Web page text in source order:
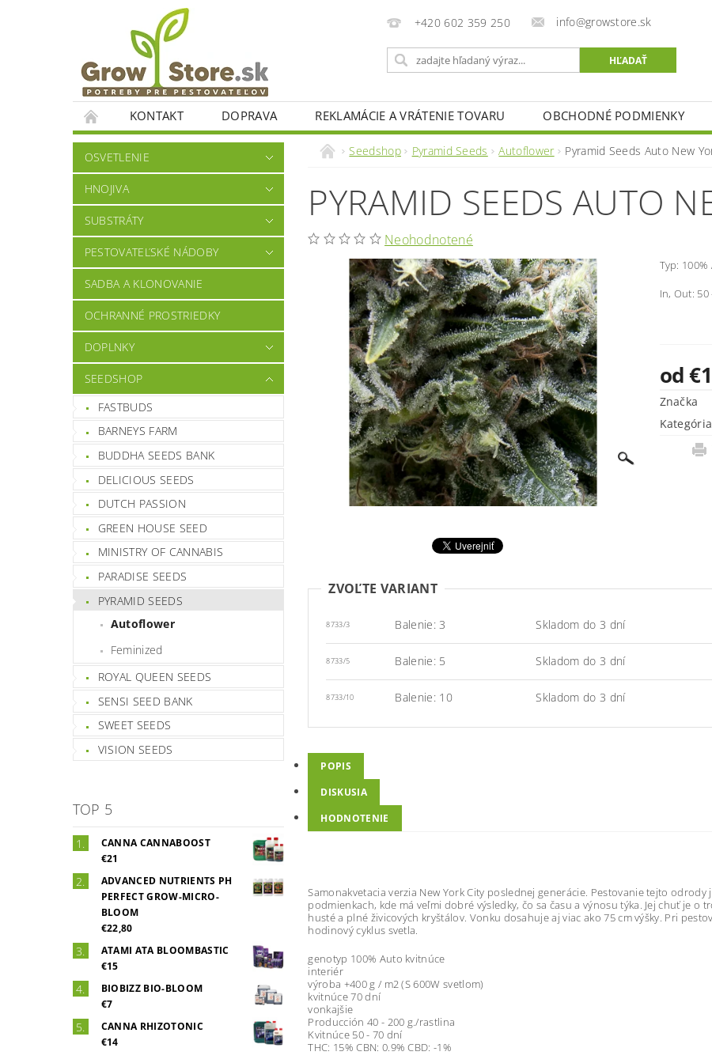
+420 602 359 250 info@growstore.sk
KONTAKT DOPRAVA REKLAMÁCIE A VRÁTENIE TOVARU OBCHODNÉ PODMIENKY
OSVETLENIE
HNOJIVA
SUBSTRÁTY
PESTOVATEĽSKÉ NÁDOBY
SADBA A KLONOVANIE
OCHRANNÉ PROSTRIEDKY
DOPLNKY
SEEDSHOP
FASTBUDS
BARNEYS FARM
BUDDHA SEEDS BANK
DELICIOUS SEEDS
DUTCH PASSION
GREEN HOUSE SEED
MINISTRY OF CANNABIS
PARADISE SEEDS
PYRAMID SEEDS
Autoflower
Feminized
ROYAL QUEEN SEEDS
SENSI SEED BANK
SWEET SEEDS
VISION SEEDS
TOP 5
CANNA CANNABOOST
€21
ADVANCED NUTRIENTS PH
PERFECT GROW-MICRO-
BLOOM
€22,80
ATAMI ATA BLOOMBASTIC
€15
BIOBIZZ BIO-BLOOM
€7
CANNA RHIZOTONIC
€14
Seedshop Pyramid Seeds Autoflower Pyramid Seeds Auto New
PYRAMID SEEDS AUTO
Neohodnotené
Typ:
In, Out:
od
Značka
Kategória
ZVOĽTE VARIANT
8733/3 Balenie: 3 Skladom do 3 dní
8733/5 Balenie: 5 Skladom do 3 dní
8733/10 Balenie: 10 Skladom do 3 dní
POPIS
DISKUSIA
HODNOTENIE
Samonakvetacia verzia New York City poslednej generácie. Pestovanie tejto
podmienkach, kde má veľmi dobré výsledky, čo sa času a výnosu týka. Jej chuť je o
husté a plné živicových kryštálov. Vonku dosahuje aj viac ako 75 cm výšky. Pri
hodinový cyklus svetla.
genotyp 100% Auto kvitnúce
interiér
výroba +400 g / m2 (S 600W svetlom)
kvitnúce 70 dní
vonkajšie
Producción 40 - 200 g./rastlina
Kvitnúce 50 - 70 dní
THC: 15% CBN: 0.9% CBD: -1%